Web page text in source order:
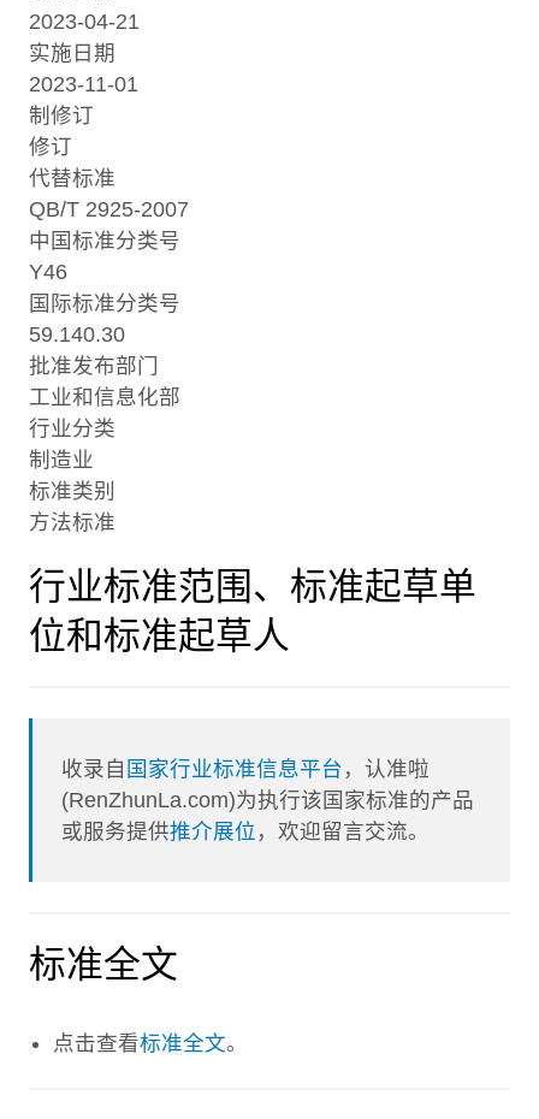
2023-04-21
实施日期
2023-11-01
制修订
修订
代替标准
QB/T 2925-2007
中国标准分类号
Y46
国际标准分类号
59.140.30
批准发布部门
工业和信息化部
行业分类
制造业
标准类别
方法标准
行业标准范围、标准起草单
位和标准起草人
收录自 国家行业标准信息平台 ，认准啦
(RenZhunLa.com)为执行该国家标准的产品
或服务提供推介展位 ，欢迎留言交流。
标准全文
点击查看标准全文。